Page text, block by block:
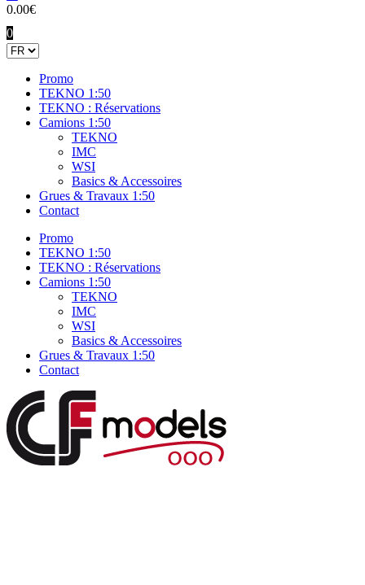
0.00€
0
Promo
TEKNO 1:50
TEKNO : Réservations
Camions 1:50
TEKNO
IMC
WSI
Basics & Accessoires
Grues & Travaux 1:50
Contact
Promo
TEKNO 1:50
TEKNO : Réservations
Camions 1:50
TEKNO
IMC
WSI
Basics & Accessoires
Grues & Travaux 1:50
Contact